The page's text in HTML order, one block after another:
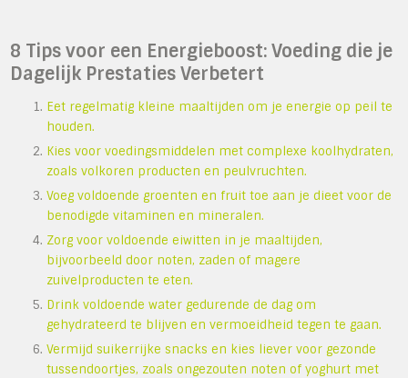
8 Tips voor een Energieboost: Voeding die je
Dagelijk Prestaties Verbetert
Eet regelmatig kleine maaltijden om je energie op peil te
houden.
Kies voor voedingsmiddelen met complexe koolhydraten,
zoals volkoren producten en peulvruchten.
Voeg voldoende groenten en fruit toe aan je dieet voor de
benodigde vitaminen en mineralen.
Zorg voor voldoende eiwitten in je maaltijden,
bijvoorbeeld door noten, zaden of magere
zuivelproducten te eten.
Drink voldoende water gedurende de dag om
gehydrateerd te blijven en vermoeidheid tegen te gaan.
Vermijd suikerrijke snacks en kies liever voor gezonde
tussendoortjes, zoals ongezouten noten of yoghurt met